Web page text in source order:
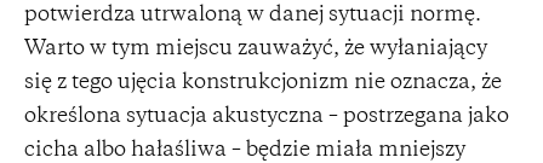
potwierdza utrwaloną w danej sytuacji normę.
Warto w tym miejscu zauważyć, że wyłaniający
się z tego ujęcia konstrukcjonizm nie oznacza, że
określona sytuacja akustyczna – postrzegana jako
cicha albo hałaśliwa – będzie miała mniejszy